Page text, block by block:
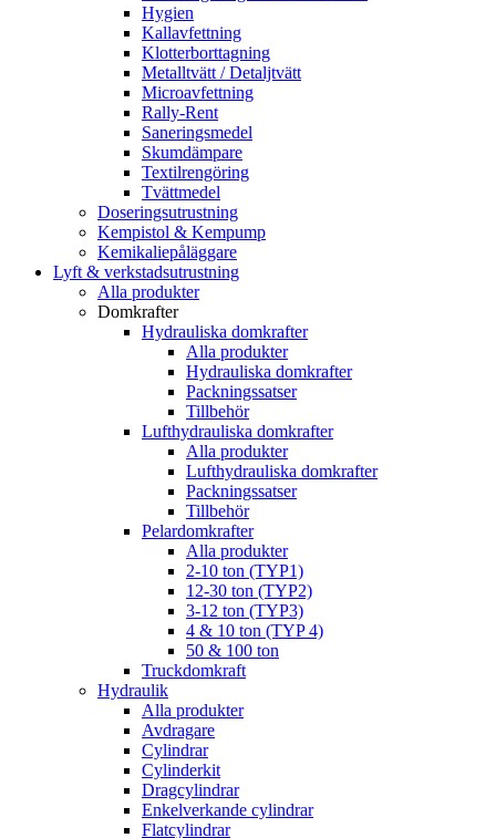
Hygien
Kallavfettning
Klotterborttagning
Metalltvätt / Detaljtvätt
Microavfettning
Rally-Rent
Saneringsmedel
Skumdämpare
Textilrengöring
Tvättmedel
Doseringsutrustning
Kempistol & Kempump
Kemikaliepåläggare
Lyft & verkstadsutrustning
Alla produkter
Domkrafter
Hydrauliska domkrafter
Alla produkter
Hydrauliska domkrafter
Packningssatser
Tillbehör
Lufthydrauliska domkrafter
Alla produkter
Lufthydrauliska domkrafter
Packningssatser
Tillbehör
Pelardomkrafter
Alla produkter
2-10 ton (TYP1)
12-30 ton (TYP2)
3-12 ton (TYP3)
4 & 10 ton (TYP 4)
50 & 100 ton
Truckdomkraft
Hydraulik
Alla produkter
Avdragare
Cylindrar
Cylinderkit
Dragcylindrar
Enkelverkande cylindrar
Flatcylindrar